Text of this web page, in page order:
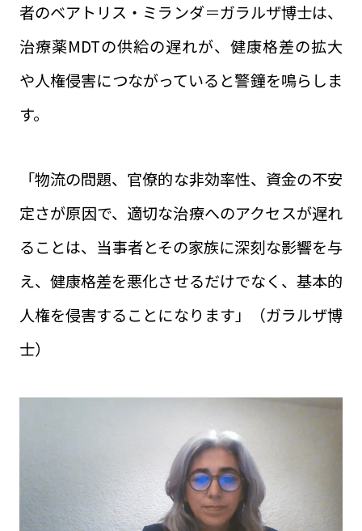
者のベアトリス・ミランダ＝ガラルザ博士は、
治療薬MDTの供給の遅れが、健康格差の拡大
や人権侵害につながっていると警鐘を鳴らしま
す。
「物流の問題、官僚的な非効率性、資金の不安
定さが原因で、適切な治療へのアクセスが遅れ
ることは、当事者とその家族に深刻な影響を与
え、健康格差を悪化させるだけでなく、基本的
人権を侵害することになります」（ガラルザ博
士）